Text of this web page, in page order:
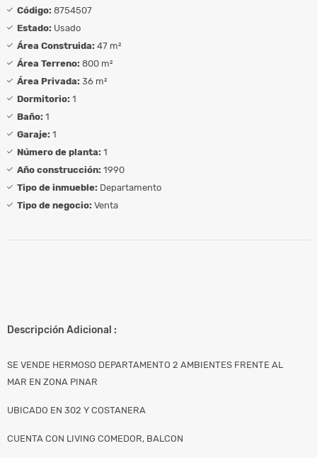
Código: 8754507
Estado: Usado
Área Construida: 47 m²
Área Terreno: 800 m²
Área Privada: 36 m²
Dormitorio: 1
Baño: 1
Garaje: 1
Número de planta: 1
Año construcción: 1990
Tipo de inmueble: Departamento
Tipo de negocio: Venta
Descripción Adicional :
SE VENDE HERMOSO DEPARTAMENTO 2 AMBIENTES FRENTE AL
MAR EN ZONA PINAR
UBICADO EN 302 Y COSTANERA
CUENTA CON LIVING COMEDOR, BALCON